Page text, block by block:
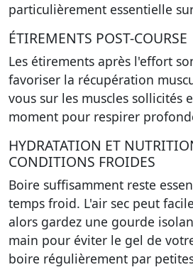
particulièrement essentielle
ÉTIREMENTS POST-COURSE
Les étirements après l'effort
favoriser la récupération
vous sur les muscles sollicités
moment pour respirer
HYDRATATION ET
CONDITIONS FROIDES
Boire suffisamment reste
temps froid. L'air sec peut
alors gardez une gourde
main pour éviter le gel de
boire régulièrement par